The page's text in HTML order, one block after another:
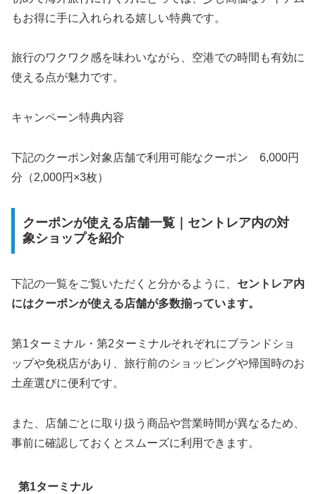
もお得に手に入れられる嬉しい特典です。
旅行のワクワク感を味わいながら、空港での時間も有効に
使える点が魅力です。
キャンペーン特典内容
下記のクーポン対象店舗で利用可能なクーポン 6,000円
分（2,000円×3枚）
クーポンが使える店舗一覧｜セントレア内の対
象ショップを紹介
下記の一覧をご覧いただくと分かるように、 セントレア内
にはクーポンが使える店舗が多数揃っています。
第1ターミナル・第2ターミナルそれぞれにブランドショ
ップや免税店があり、旅行前のショッピングや帰国時のお
土産選びに便利です。
また、店舗ごとに取り扱う商品や営業時間が異なるため、
事前に確認しておくとスムーズに利用できます。
第1ターミナル